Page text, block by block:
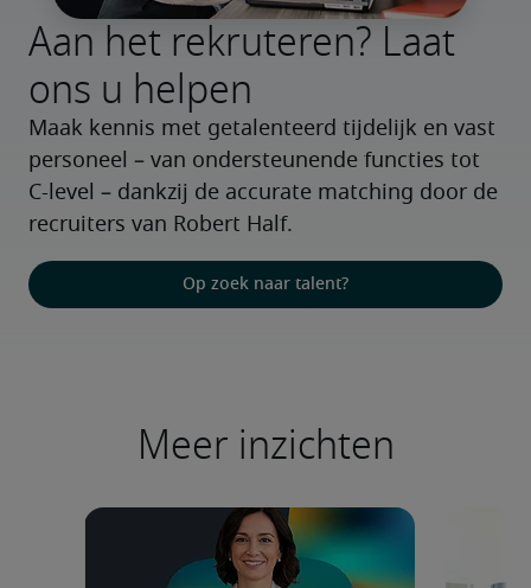
Aan het rekruteren? Laat
ons u helpen
Maak kennis met getalenteerd tijdelijk en vast
personeel – van ondersteunende functies tot
C-level – dankzij de accurate matching door de
recruiters van Robert Half.
Op zoek naar talent?
Meer inzichten